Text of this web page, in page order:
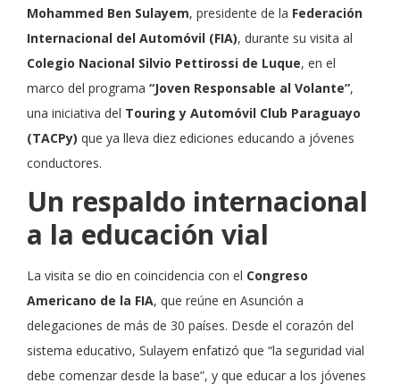
Mohammed Ben Sulayem, presidente de la Federación
Internacional del Automóvil (FIA), durante su visita al
Colegio Nacional Silvio Pettirossi de Luque, en el
marco del programa “Joven Responsable al Volante”,
una iniciativa del Touring y Automóvil Club Paraguayo
(TACPy) que ya lleva diez ediciones educando a jóvenes
conductores.
Un respaldo internacional
a la educación vial
La visita se dio en coincidencia con el Congreso
Americano de la FIA, que reúne en Asunción a
delegaciones de más de 30 países. Desde el corazón del
sistema educativo, Sulayem enfatizó que “la seguridad vial
debe comenzar desde la base”, y que educar a los jóvenes